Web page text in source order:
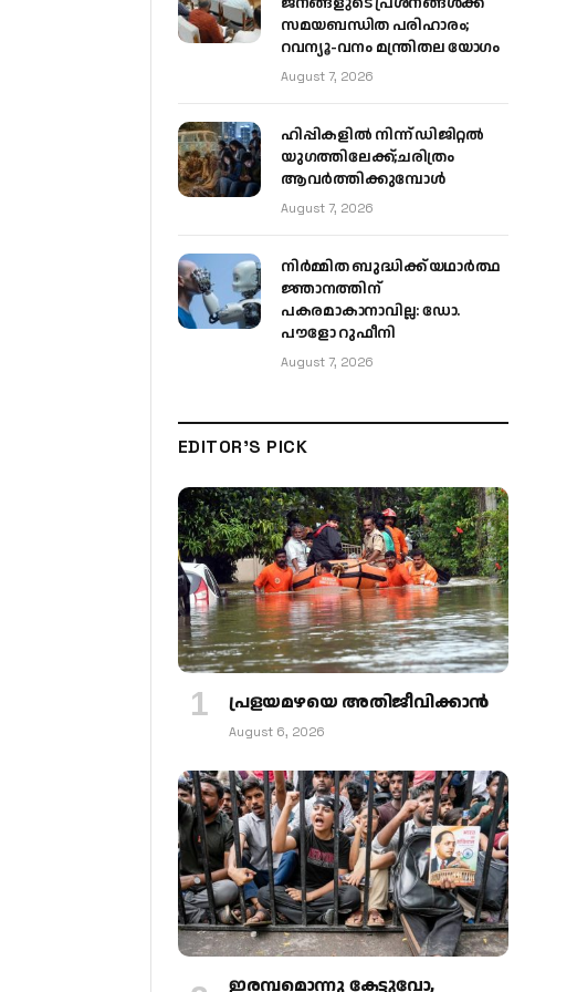
സമയബന്ധിത പരിഹാരം;
റവന്യൂ-വനം മന്ത്രിതല യോഗം
August 7, 2026
ഹിപ്പികളില്‍ നിന്ന് ഡിജിറ്റല്‍
യുഗത്തിലേക്ക്;ചരിത്രം
ആവര്‍ത്തിക്കുമ്പോള്‍
August 7, 2026
നിർമ്മിത ബുദ്ധിക്ക് യഥാർത്ഥ
ജ്ഞാനത്തിന്
പകരമാകാനാവില്ല: ഡോ.
പൗളോ റുഫീനി
August 7, 2026
EDITOR'S PICK
പ്രളയമഴയെ അതിജീവിക്കാന്‍
August 6, 2026
ഇരമ്പമൊന്നു കേട്ടുവോ,